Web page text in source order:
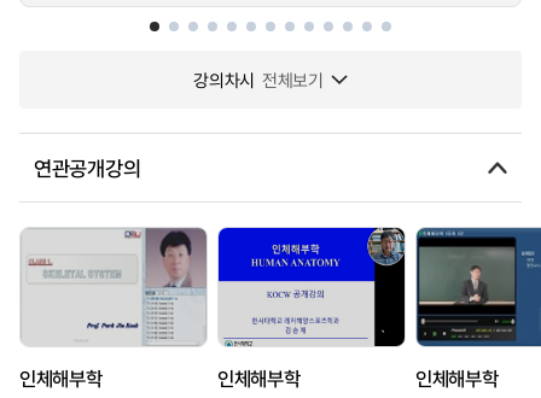
강의차시 전체보기
연관공개강의
인체해부학 인체해부학 인체해부학